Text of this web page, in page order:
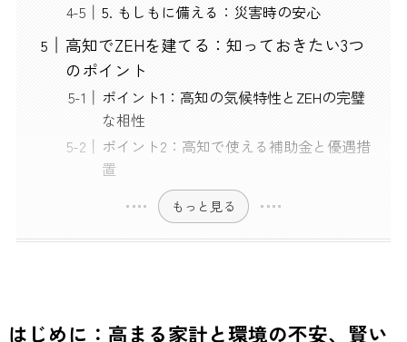
5. もしもに備える：災害時の安心
高知でZEHを建てる：知っておきたい3つ
のポイント
ポイント1：高知の気候特性とZEHの完璧
な相性
ポイント2：高知で使える補助金と優遇措
置
もっと見る
はじめに：高まる家計と環境の不安、賢い